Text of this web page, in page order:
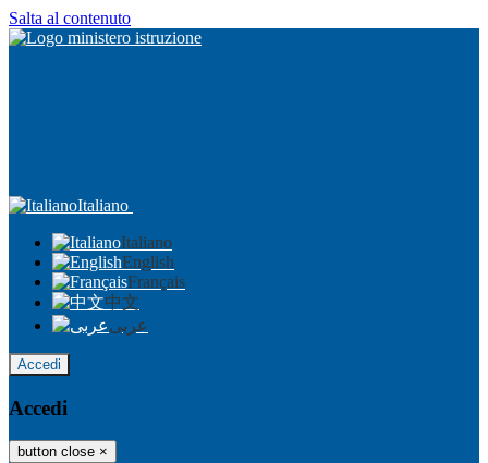
Salta al contenuto
Italiano
Italiano
English
Français
中文
عربى
Accedi
Accedi
button close ×